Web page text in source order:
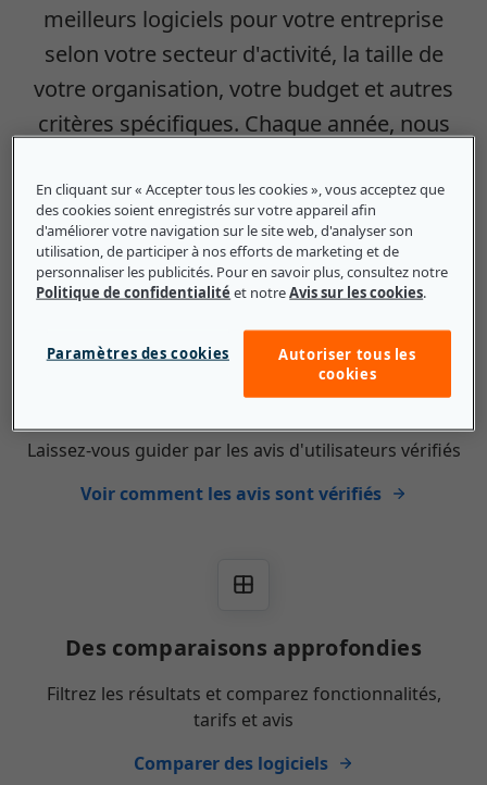
meilleurs logiciels pour votre entreprise
selon votre secteur d'activité, la taille de
votre organisation, votre budget et autres
critères spécifiques. Chaque année, nous
d'entreprises avec des éditeurs de logiciels
capables de répondre à leurs besoins.
2 324 649 avis d'utilisateurs
Laissez-vous guider par les avis d'utilisateurs vérifiés
Voir comment les avis sont vérifiés
Des comparaisons approfondies
Filtrez les résultats et comparez fonctionnalités,
tarifs et avis
Comparer des logiciels
En cliquant sur « Accepter tous les cookies », vous acceptez que
des cookies soient enregistrés sur votre appareil afin
d'améliorer votre navigation sur le site web, d'analyser son
utilisation, de participer à nos efforts de marketing et de
personnaliser les publicités. Pour en savoir plus, consultez notre
Politique de confidentialité et notreAvis sur les cookies.
Paramètres des cookies
Autoriser tous les
cookies